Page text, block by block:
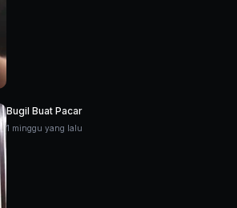
Bugil Buat Pacar
1 minggu yang lalu